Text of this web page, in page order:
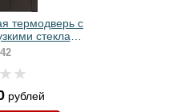
термодверь с
стеклами
МДФ RAL
рублей